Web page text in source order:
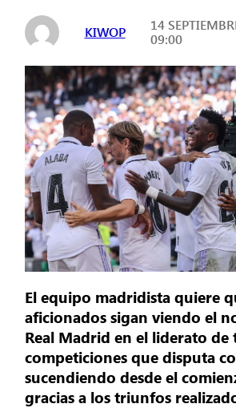
KIWOP
14
09:00
El equipo madridista quiere
aficionados sigan viendo el
Real Madrid en el liderato de
competiciones que disputa
sucendiendo desde el
gracias a los triunfos